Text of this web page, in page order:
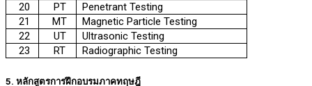
20
PT
Penetrant Testing
21
MT
Magnetic Particle Testing
22
UT
Ultrasonic Testing
23
RT Radiographic Testing
5. หลักสูตรการฝึกอบรมภาคทฤษฎี